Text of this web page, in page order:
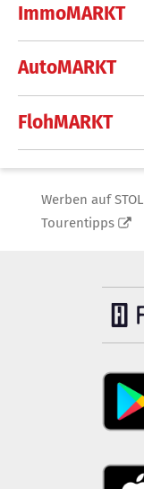
ImmoMARKT
AutoMARKT
FlohMARKT
Werben auf STOL
Tourentipps